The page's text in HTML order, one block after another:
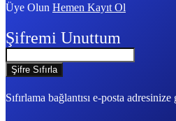
Üye Olun Hemen Kayıt Ol
Şifremi Unuttum
Sıfırlama bağlantısı e-posta